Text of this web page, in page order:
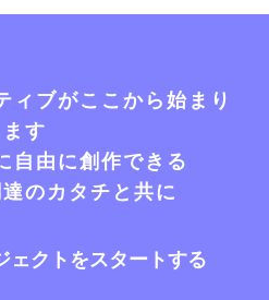
ィブがここから始まり
ます
自由に創作できる
のカタチと共に
ェクトをスタートする